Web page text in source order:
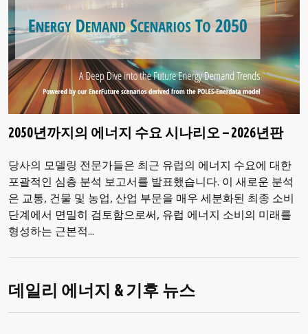
2050년까지의 에너지 수요 시나리오 – 2026년판
당사의 모델링 전문가들은 최근 유럽의 에너지 수요에 대한
포괄적인 심층 분석 보고서를 발표했습니다. 이 새로운 분석
은 교통, 건물 및 농업, 산업 부문을 매우 세분화된 최종 소비
단계에서 면밀히 검토함으로써, 유럽 에너지 소비의 미래를
형성하는 근본적...
데일리 에너지 & 기후 뉴스